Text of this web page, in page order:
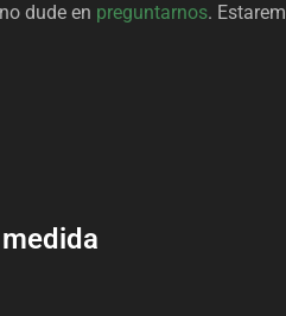
dude en preguntarnos.